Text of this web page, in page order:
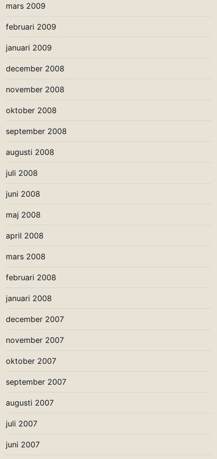
mars 2009
februari 2009
januari 2009
december 2008
november 2008
oktober 2008
september 2008
augusti 2008
juli 2008
juni 2008
maj 2008
april 2008
mars 2008
februari 2008
januari 2008
december 2007
november 2007
oktober 2007
september 2007
augusti 2007
juli 2007
juni 2007